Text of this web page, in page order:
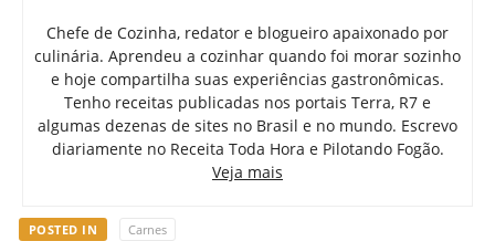
Chefe de Cozinha, redator e blogueiro apaixonado por
culinária. Aprendeu a cozinhar quando foi morar sozinho
e hoje compartilha suas experiências gastronômicas.
Tenho receitas publicadas nos portais Terra, R7 e
algumas dezenas de sites no Brasil e no mundo. Escrevo
diariamente no Receita Toda Hora e Pilotando Fogão.
Veja mais
POSTED IN Carnes